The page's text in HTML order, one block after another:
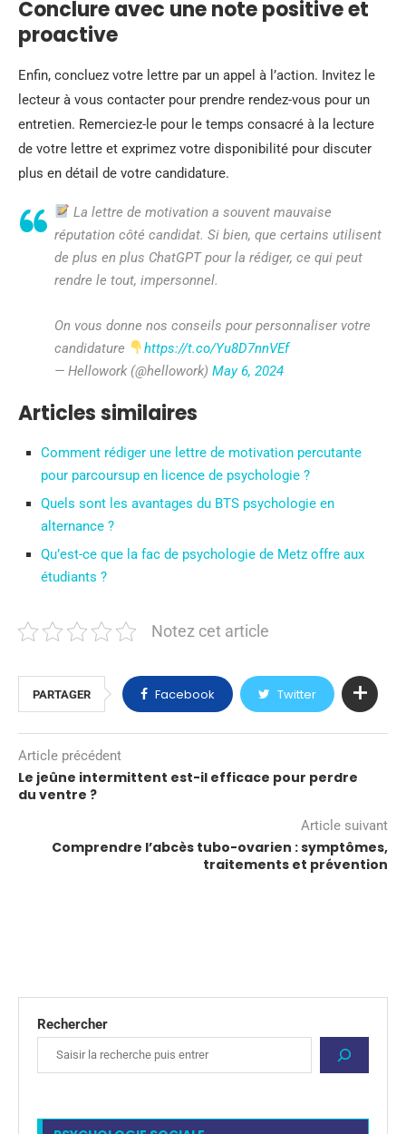
Conclure avec une note positive et
proactive
Enfin, concluez votre lettre par un appel à l’action. Invitez le
lecteur à vous contacter pour prendre rendez-vous pour un
entretien. Remerciez-le pour le temps consacré à la lecture
de votre lettre et exprimez votre disponibilité pour discuter
plus en détail de votre candidature.
La lettre de motivation a souvent mauvaise
réputation côté candidat. Si bien, que certains utilisent
de plus en plus ChatGPT pour la rédiger, ce qui peut
rendre le tout, impersonnel.
On vous donne nos conseils pour personnaliser votre
candidature
https://t.co/Yu8D7nnVEf
— Hellowork (@hellowork) May 6, 2024
Articles similaires
Comment rédiger une lettre de motivation percutante
pour parcoursup en licence de psychologie ?
Quels sont les avantages du BTS psychologie en
alternance ?
Qu’est-ce que la fac de psychologie de Metz offre aux
étudiants ?
Notez cet article
PARTAGER Facebook Twitter
Article précédent
Le jeûne intermittent est-il efficace pour perdre
du ventre ?
Article suivant
Comprendre l’abcès tubo-ovarien : symptômes,
traitements et prévention
Rechercher